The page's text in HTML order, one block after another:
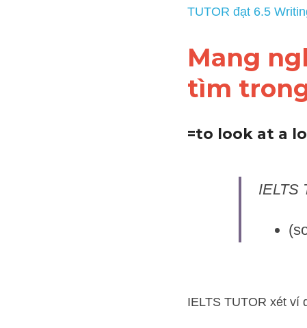
IELTS TUTOR cung cấp
Mang
tìm
=to look at a
IELTS
IELTS TUTOR xét ví dụ: